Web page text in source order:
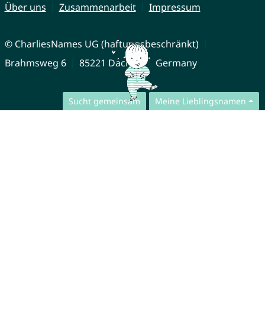
Sucht gemeinsam Meine Lieblingsnamen
Über uns
Zusammenarbeit Impressum
© CharliesNames UG (haftungsbeschränkt)
Brahmsweg 6
85221 Dachau Germany